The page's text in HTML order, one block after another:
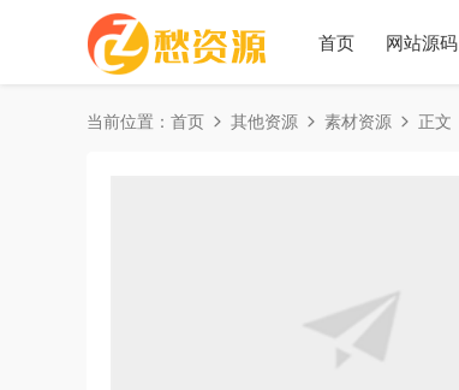
首页 网站源码
当前位置： 首页 其他资源 素材资源 正文